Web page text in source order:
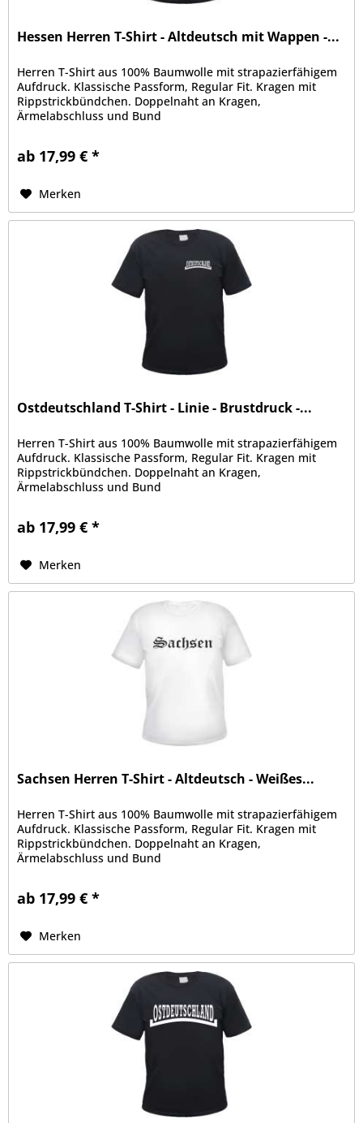
Hessen Herren T-Shirt - Altdeutsch mit Wappen -...
Herren T-Shirt aus 100% Baumwolle mit strapazierfähigem
Aufdruck. Klassische Passform, Regular Fit. Kragen mit
Rippstrickbündchen. Doppelnaht an Kragen,
Ärmelabschluss und Bund
ab 17,99 € *
Merken
Ostdeutschland T-Shirt - Linie - Brustdruck -...
Herren T-Shirt aus 100% Baumwolle mit strapazierfähigem
Aufdruck. Klassische Passform, Regular Fit. Kragen mit
Rippstrickbündchen. Doppelnaht an Kragen,
Ärmelabschluss und Bund
ab 17,99 € *
Merken
Sachsen Herren T-Shirt - Altdeutsch - Weißes...
Herren T-Shirt aus 100% Baumwolle mit strapazierfähigem
Aufdruck. Klassische Passform, Regular Fit. Kragen mit
Rippstrickbündchen. Doppelnaht an Kragen,
Ärmelabschluss und Bund
ab 17,99 € *
Merken